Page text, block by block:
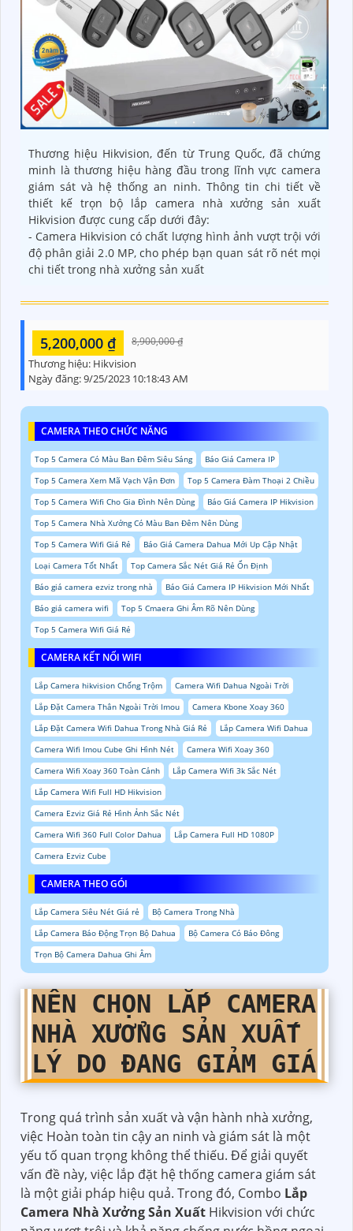
Thương hiệu Hikvision, đến từ Trung Quốc, đã chứng
minh là thương hiệu hàng đầu trong lĩnh vực camera
giám sát và hệ thống an ninh. Thông tin chi tiết về
thiết kế trọn bộ lắp camera nhà xưởng sản xuất
Hikvision được cung cấp dưới đây:
- Camera Hikvision có chất lượng hình ảnh vượt trội với
độ phân giải 2.0 MP, cho phép bạn quan sát rõ nét mọi
chi tiết trong nhà xưởng sản xuất
5,200,000 ₫ 8,900,000 ₫
Thương hiệu: Hikvision
Ngày đăng:9/25/2023 10:18:43 AM
CAMERA THEO CHỨC NĂNG
Top 5 Camera Có Màu Ban Đêm Siêu Sáng
Báo Giá Camera IP
Top 5 Camera Xem Mã Vạch Vận Đơn
Top 5 Camera Đàm Thoại 2 Chiều
Top 5 Camera Wifi Cho Gia Đình Nên Dùng
Báo Giá Camera IP Hikvision
Top 5 Camera Nhà Xưởng Có Màu Ban Đêm Nên Dùng
Top 5 Camera Wifi Giá Rẻ
Báo Giá Camera Dahua Mới Up Cập Nhật
Loại Camera Tốt Nhất
Top Camera Sắc Nét Giá Rẻ Ổn Định
Báo giá camera ezviz trong nhà
Báo Giá Camera IP Hikvision Mới Nhất
Báo giá camera wifi
Top 5 Cmaera Ghi Âm Rõ Nên Dùng
Top 5 Camera Wifi Giá Rẻ
CAMERA KẾT NỐI WIFI
Lắp Camera hikvision Chống Trộm
Camera Wifi Dahua Ngoài Trời
Lắp Đặt Camera Thân Ngoài Trời Imou
Camera Kbone Xoay 360
Lắp Đặt Camera Wifi Dahua Trong Nhà Giá Rẻ
Lắp Camera Wifi Dahua
Camera Wifi Imou Cube Ghi Hình Nét
Camera Wifi Xoay 360
Camera Wifi Xoay 360 Toàn Cảnh
Lắp Camera Wifi 3k Sắc Nét
Lắp Camera Wifi Full HD Hikvision
Camera Ezviz Giá Rẻ Hình Ảnh Sắc Nét
Camera Wifi 360 Full Color Dahua
Lắp Camera Full HD 1080P
Camera Ezviz Cube
CAMERA THEO GÓI
Lắp Camera Siêu Nét Giá rẻ
Bộ Camera Trong Nhà
Lắp Camera Báo Động Trọn Bộ Dahua
Bộ Camera Có Báo Đông
Trọn Bộ Camera Dahua Ghi Âm
NÊN CHỌN LẮP CAMERA
NHÀ XƯỞNG SẢN XUẤT
LÝ DO ĐANG GIẢM GIÁ
Trong quá trình sản xuất và vận hành nhà xưởng,
việc Hoàn toàn tin cậy an ninh và giám sát là một
yếu tố quan trọng không thể thiếu. Để giải quyết
vấn đề này, việc lắp đặt hệ thống camera giám sát
là một giải pháp hiệu quả. Trong đó, Combo Lắp
Camera Nhà Xưởng Sản Xuất Hikvision với chức